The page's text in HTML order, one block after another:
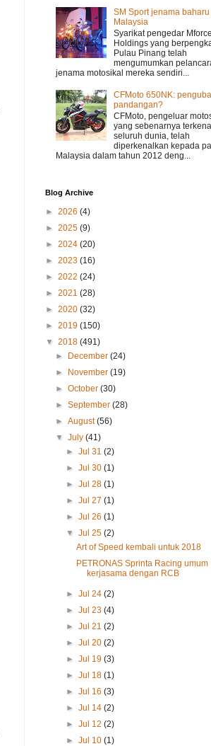
SM Sport jenama baharu
Malaysia
Syarikat pengedar
Holdings yang
Pulau Pinang telah
mengumumkan
jenama motosikal mereka sendiri...
CFMoto 650NK:
pandangan?
CFMoto, pengeluar
yang sebenarnya
seluruh dunia, telah
diperkenalkan kepada
Malaysia dalam tahun 2012 deng...
Blog Archive
► 2026 (4)
► 2025 (9)
► 2024 (20)
► 2023 (16)
► 2022 (24)
► 2021 (28)
► 2020 (32)
► 2019 (150)
▼ 2018 (491)
► December(24)
► November(19)
►October(30)
►September(28)
►August(56)
▼July(41)
► Jul 31 (2)
► Jul 30 (1)
► Jul 28 (1)
► Jul 27 (1)
► Jul 26 (1)
▼ Jul 25 (2)
Art of Speed kembali untuk 2018
PETRONAS Sprinta Racing umum
kerjasama dengan RCB
► Jul 24 (2)
► Jul 23 (4)
► Jul 21 (2)
► Jul 20 (2)
► Jul 19 (3)
► Jul 18 (1)
► Jul 16 (3)
► Jul 14 (2)
► Jul 12 (2)
► Jul 10 (1)